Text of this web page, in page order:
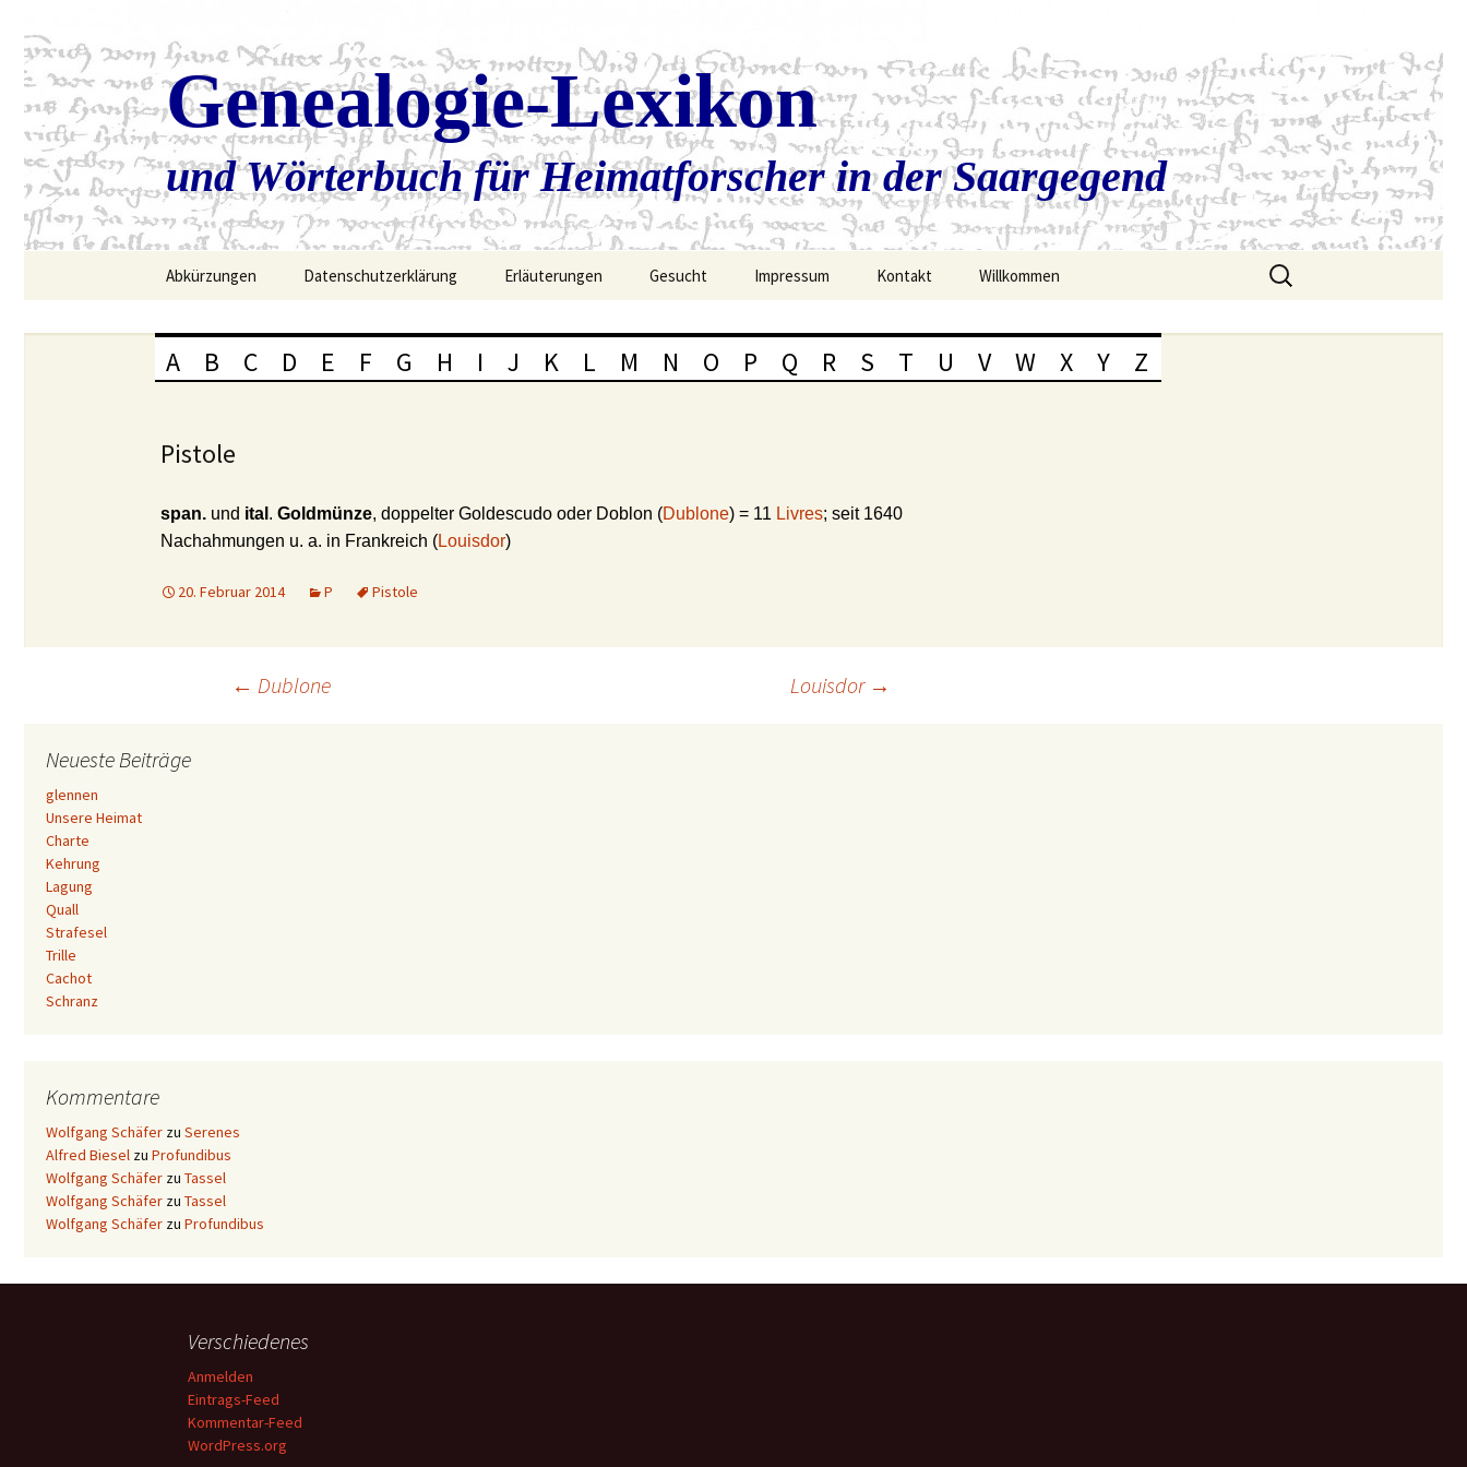
Genealogie-Lexikon
und Wörterbuch für Heimatforscher in der Saargegend
Abkürzungen Datenschutzerklärung Erläuterungen Gesucht Impressum Kontakt Willkommen
Suchen
nach:
A B C D E F G H I J K L M N O P Q R S T U V W X Y Z
Pistole
span. und ital . Goldmünze, doppelter Goldescudo oder Doblon (Dublone) = 11 Livres; seit 1640
Nachahmungen u. a. in Frankreich (Louisdor)
20. Februar 2014 P Pistole
Beitrags-
Navigation
← Dublone Louisdor →
Neueste Beiträge
glennen
Unsere Heimat
Charte
Kehrung
Lagung
Quall
Strafesel
Trille
Cachot
Schranz
Kommentare
Wolfgang Schäfer zu Serenes
Alfred Biesel zu Profundibus
Wolfgang Schäfer zu Tassel
Wolfgang Schäfer zu Tassel
Wolfgang Schäfer zu Profundibus
Verschiedenes
Anmelden
Eintrags-Feed
Kommentar-Feed
WordPress.org